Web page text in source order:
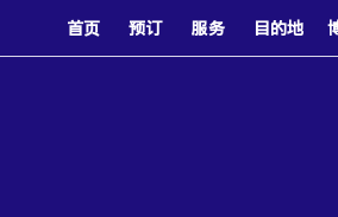
首页 预订 服务 目的地